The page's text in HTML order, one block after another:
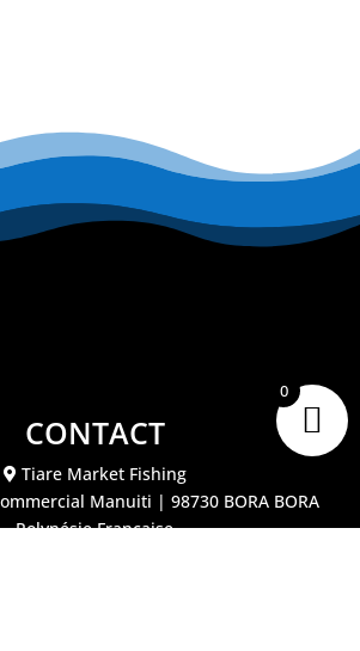
CONTACT
Tiare Market Fishing
Manuiti | 98730 BORA BORA
Polynésie Française
0